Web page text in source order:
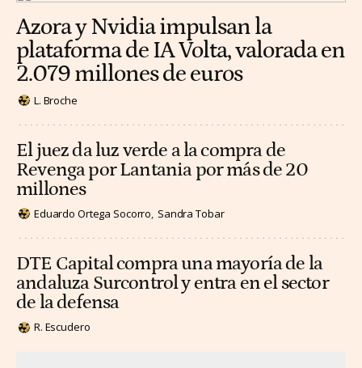
Azora y Nvidia impulsan la
plataforma de IA Volta, valorada en
2.079 millones de euros
L. Broche
El juez da luz verde a la compra de
Revenga por Lantania por más de 20
millones
Eduardo Ortega Socorro Sandra Tobar
DTE Capital compra una mayoría de la
andaluza Surcontrol y entra en el sector
de la defensa
R. Escudero